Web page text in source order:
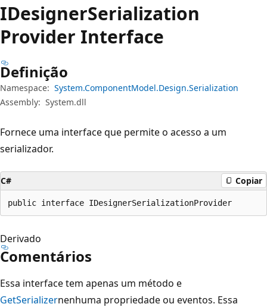
IDesignerSerialization
Provider Interface
Definição
Namespace: System.ComponentModel.Design.Serialization
Assembly: System.dll
Fornece uma interface que permite o acesso a um
serializador.
C# Copiar
public interface IDesignerSerializationProvider
Derivado
Comentários
Essa interface tem apenas um método e
GetSerializernenhuma propriedade ou eventos. Essa